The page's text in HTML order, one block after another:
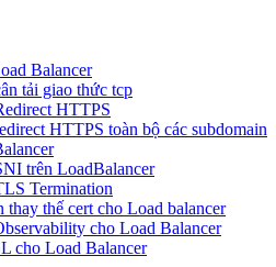
Balancer
tải giao thức tcp
HTTPS
HTTPS toàn bộ các subdomain
trên LoadBalancer
Termination
thay thế cert cho Load balancer
cho Load Balancer
cho Load Balancer